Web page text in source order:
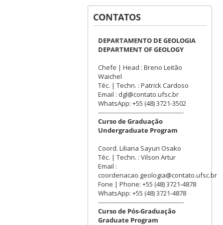
CONTATOS
DEPARTAMENTO DE GEOLOGIA
DEPARTMENT OF GEOLOGY
Chefe | Head : Breno Leitão
Waichel
Téc. | Techn. : Patrick Cardoso
Email : dgl@contato.ufsc.br
WhatsApp: +55 (48) 3721-3502
-------------------------------------------
Curso de Graduação
Undergraduate Program
Coord. Liliana Sayuri Osako
Téc. | Techn. : Vilson Artur
Email :
coordenacao.geologia@contato.ufsc.br
Fone | Phone: +55 (48) 3721-4878
WhatsApp: +55 (48) 3721-4878
-------------------------------------------
Curso de Pós-Graduação
Graduate Program